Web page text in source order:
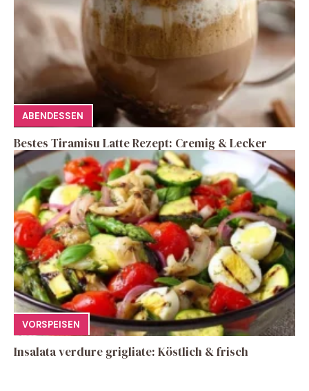
ABENDESSEN
Bestes Tiramisu Latte Rezept: Cremig & Lecker
VORSPEISEN
Insalata verdure grigliate: Köstlich & frisch